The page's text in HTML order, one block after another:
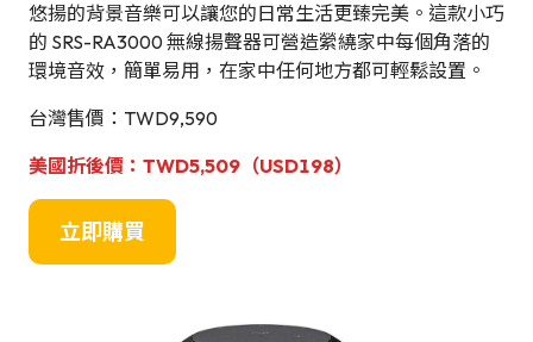
悠揚的背景音樂可以讓您的日常生活更臻完美。這款小巧
的 SRS-RA3000 無線揚聲器可營造縈繞家中每個角落的
環境音效，簡單易用，在家中任何地方都可輕鬆設置。
台灣售價：TWD9,590
美國折後價：TWD5,509 （USD198）
立即購買